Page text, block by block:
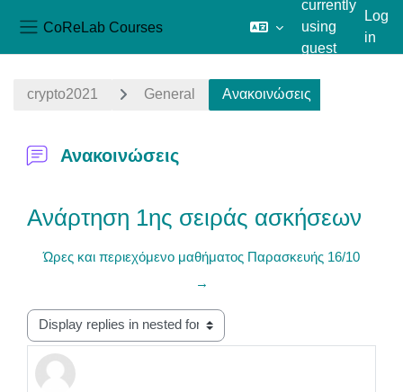
CoReLab Courses
currently
using
guest
Log
in
crypto2021 General Ανακοινώσεις
Ανακοινώσεις
Ανάρτηση 1ης σειράς ασκήσεων
Ώρες και περιεχόμενο μαθήματος Παρασκευής 16/10
→
Display mode